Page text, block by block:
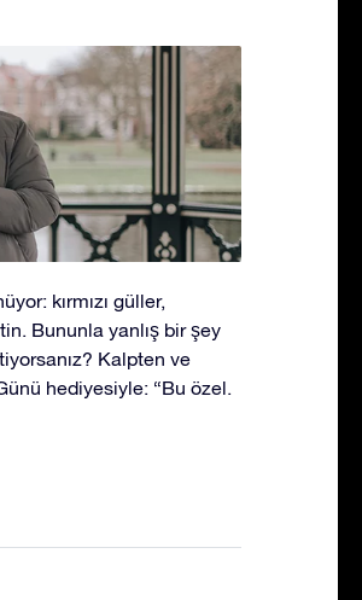
kırmızı güller,
Bununla yanlış bir şey
Kalpten ve
hediyesiyle: “Bu özel.